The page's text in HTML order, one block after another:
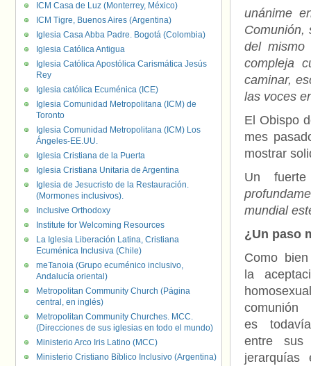
unánime
Comunión,
del mismo
compleja
caminar,
las voces
El Obispo
mes
mostrar
Un
mundial
¿Un paso
Como
la
comunión
es
entre sus
jerarquías
ICM Casa de Luz (Monterrey, México)
ICM Tigre, Buenos Aires (Argentina)
Iglesia Casa Abba Padre. Bogotá (Colombia)
Iglesia Católica Antigua
Iglesia Católica Apostólica Carismática Jesús
Rey
Iglesia católica Ecuménica (ICE)
Iglesia Comunidad Metropolitana (ICM) de
Toronto
Iglesia Comunidad Metropolitana (ICM) Los
Ángeles-EE.UU.
Iglesia Cristiana de la Puerta
Iglesia Cristiana Unitaria de Argentina
Iglesia de Jesucristo de la Restauración.
(Mormones inclusivos).
Inclusive Orthodoxy
Institute for Welcoming Resources
La Iglesia Liberación Latina, Cristiana
Ecuménica Inclusiva (Chile)
meTanoia (Grupo ecuménico inclusivo,
Andalucía oriental)
Metropolitan Community Church (Página
central, en inglés)
Metropolitan Community Churches. MCC.
(Direcciones de sus iglesias en todo el mundo)
Ministerio Arco Iris Latino (MCC)
Ministerio Cristiano Bíblico Inclusivo (Argentina)